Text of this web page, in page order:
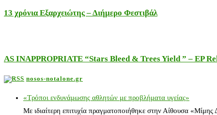
13 χρόνια Εξαρχειώτης – Διήμερο Φεστιβάλ
AS INAPPROPRIATE “Stars Bleed & Trees Yield ” – EP
nosos-notalone.gr
«Τρόποι ενδυνάμωσης αθλητών με προβλήματα υγείας»
Με ιδιαίτερη επιτυχία πραγματοποιήθηκε στην Αίθουσα